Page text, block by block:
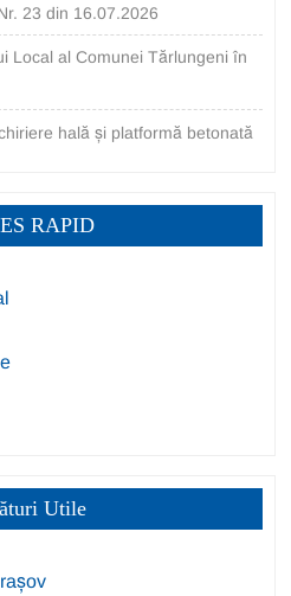
23 din 16.07.2026
Local al Comunei Tărlungeni în
hală și platformă betonată
RAPID
Utile